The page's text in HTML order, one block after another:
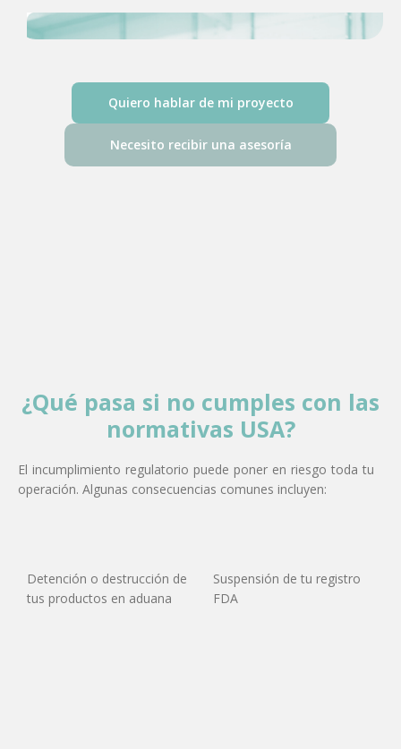
Quiero hablar de mi proyecto
Necesito recibir una asesoría
¿Qué pasa si no cumples con las
normativas USA?
El incumplimiento regulatorio puede poner en riesgo toda tu
operación. Algunas consecuencias comunes incluyen:
Detención o destrucción de
tus productos en aduana
Suspensión de tu registro
FDA